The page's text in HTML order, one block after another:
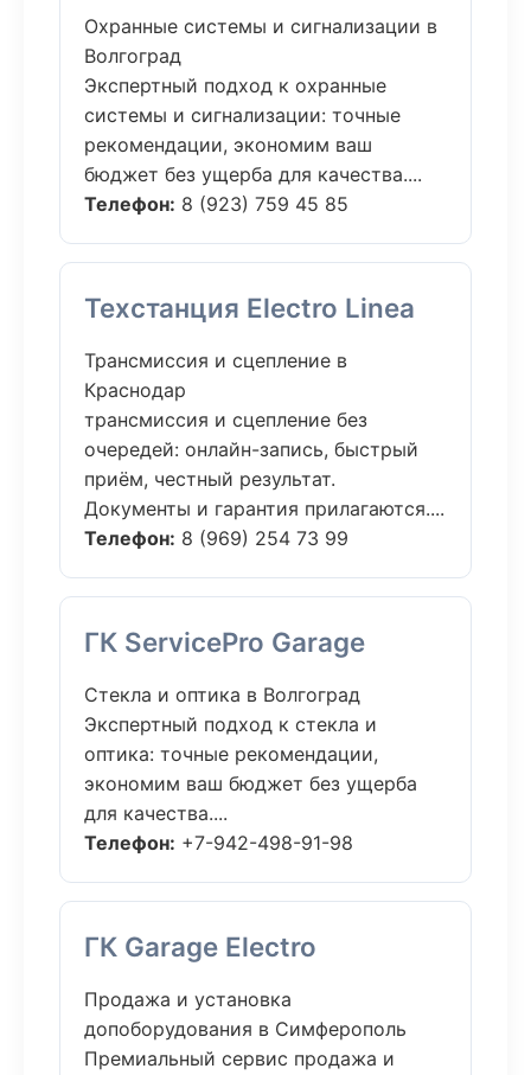
Охранные системы и сигнализации в
Волгоград
Экспертный подход к охранные
системы и сигнализации: точные
рекомендации, экономим ваш
бюджет без ущерба для качества....
Телефон: 8 (923) 759 45 85
Техстанция Electro Linea
Трансмиссия и сцепление в
Краснодар
трансмиссия и сцепление без
очередей: онлайн-запись, быстрый
приём, честный результат.
Документы и гарантия прилагаются....
Телефон: 8 (969) 254 73 99
ГК ServicePro Garage
Стекла и оптика в Волгоград
Экспертный подход к стекла и
оптика: точные рекомендации,
экономим ваш бюджет без ущерба
для качества....
Телефон: +7-942-498-91-98
ГК Garage Electro
Продажа и установка
допоборудования в Симферополь
Премиальный сервис продажа и